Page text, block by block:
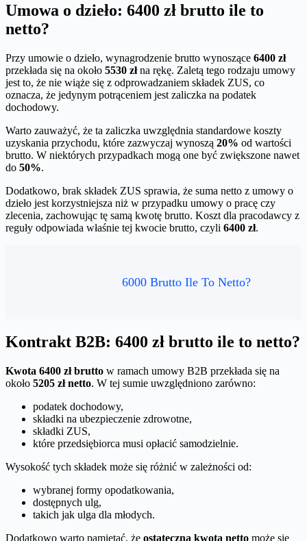
Umowa o dzieło: 6400 zł brutto ile to
netto?
Przy umowie o dzieło, wynagrodzenie brutto wynoszące 6400 zł
przekłada się na około 5530 złna rękę. Zaletą tego rodzaju umowy
jest to, że nie wiąże się z odprowadzaniem składek ZUS, co
oznacza, że jedynym potrąceniem jest zaliczka na podatek
dochodowy.
Warto zauważyć, że ta zaliczka uwzględnia standardowe koszty
uzyskania przychodu, które zazwyczaj wynoszą 20% od wartości
brutto. W niektórych przypadkach mogą one być zwiększone nawet
do 50%.
Dodatkowo, brak składek ZUS sprawia, że suma netto z umowy o
dzieło jest korzystniejsza niż w przypadku umowy o pracę czy
zlecenia, zachowując tę samą kwotę brutto. Koszt dla pracodawcy z
reguły odpowiada właśnie tej kwocie brutto, czyli 6400 zł.
6000 Brutto Ile To Netto?
Kontrakt B2B: 6400 zł brutto ile to netto?
Kwota 6400 zł brutto w ramach umowy B2B przekłada się na
około 5205 zł netto. W tej sumie uwzględniono zarówno:
podatek dochodowy,
składki na ubezpieczenie zdrowotne,
składki ZUS,
które przedsiębiorca musi opłacić samodzielnie.
Wysokość tych składek może się różnić w zależności od:
wybranej formy opodatkowania,
dostępnych ulg,
takich jak ulga dla młodych.
Dodatkowo warto pamiętać, że ostateczna kwota netto może się